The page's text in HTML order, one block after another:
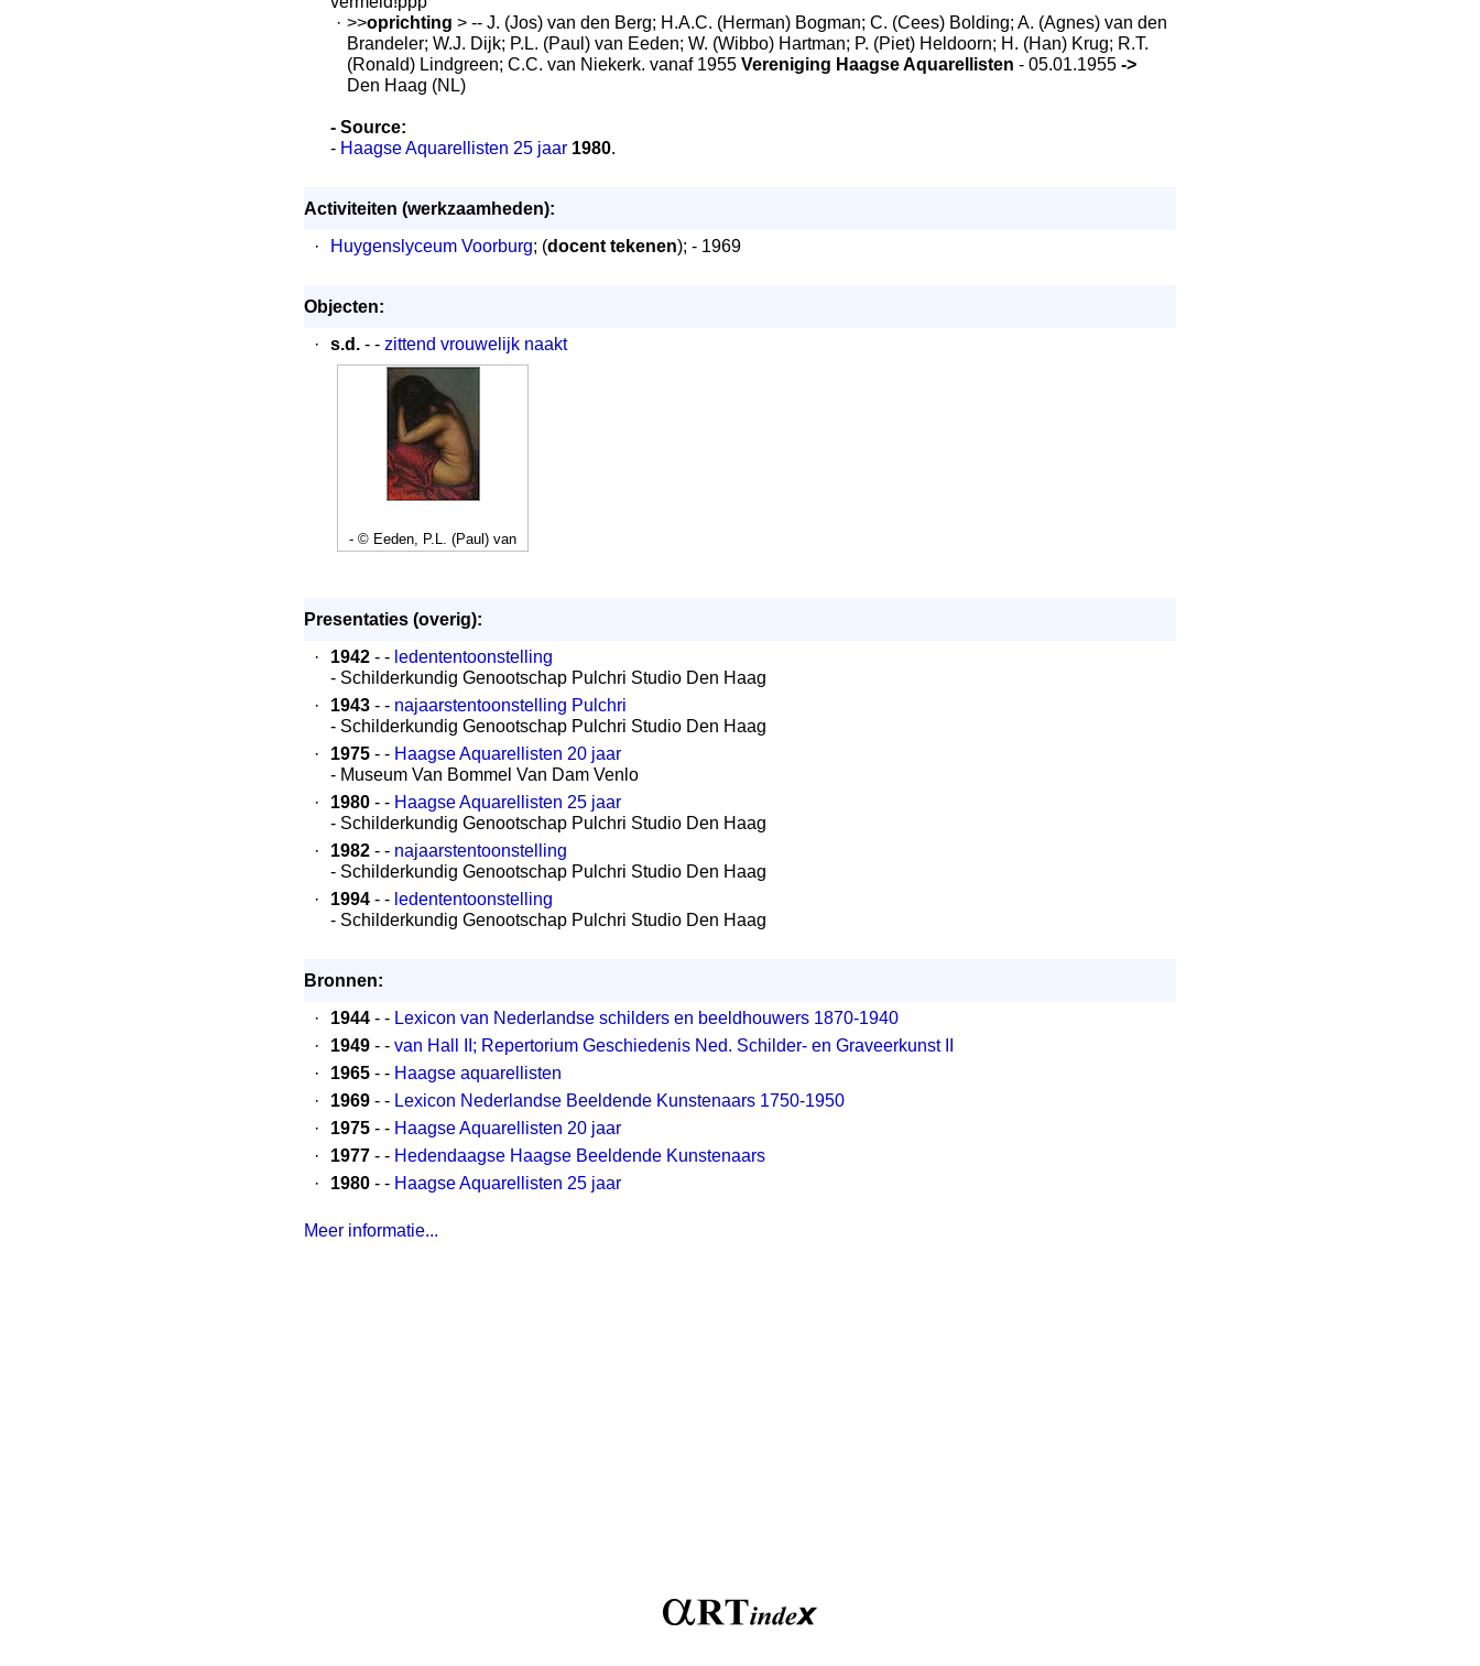
· >>oprichting > -- J. (Jos) van den Berg; H.A.C. (Herman) Bogman; C. (Cees) Bolding; A. (Agnes) van den
Brandeler; W.J. Dijk; P.L. (Paul) van Eeden; W. (Wibbo) Hartman; P. (Piet) Heldoorn; H. (Han) Krug; R.T.
(Ronald) Lindgreen; C.C. van Niekerk. vanaf 1955 Vereniging Haagse Aquarellisten - 05.01.1955 ->
Den Haag (NL)
- Source:
- Haagse Aquarellisten 25 jaar 1980.
Activiteiten (werkzaamheden):
·
Huygenslyceum Voorburg; (docent tekenen); - 1969
Objecten:
·
s.d. - - zittend vrouwelijk naakt
- © Eeden, P.L. (Paul) van
Presentaties (overig):
·
1942 - - ledententoonstelling
- Schilderkundig Genootschap Pulchri Studio Den Haag
·
1943 - - najaarstentoonstelling Pulchri
- Schilderkundig Genootschap Pulchri Studio Den Haag
·
1975 - - Haagse Aquarellisten 20 jaar
- Museum Van Bommel Van Dam Venlo
·
1980 - - Haagse Aquarellisten 25 jaar
- Schilderkundig Genootschap Pulchri Studio Den Haag
·
1982 - - najaarstentoonstelling
- Schilderkundig Genootschap Pulchri Studio Den Haag
·
1994 - - ledententoonstelling
- Schilderkundig Genootschap Pulchri Studio Den Haag
Bronnen:
·
1944 - - Lexicon van Nederlandse schilders en beeldhouwers 1870-1940
·
1949 - - van Hall II; Repertorium Geschiedenis Ned. Schilder- en Graveerkunst II
·
1965 - - Haagse aquarellisten
·
1969 - - Lexicon Nederlandse Beeldende Kunstenaars 1750-1950
·
1975 - - Haagse Aquarellisten 20 jaar
·
1977 - - Hedendaagse Haagse Beeldende Kunstenaars
·
1980 - - Haagse Aquarellisten 25 jaar
Meer informatie...